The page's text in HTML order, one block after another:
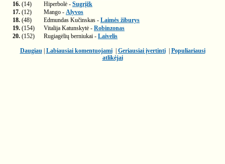
16. (14) Hiperbolė - Sugrįžk
17. (12) Mango - Alyvos
18. (48) Edmundas Kučinskas - Laimės žiburys
19. (154) Vitalija Katunskytė - Robinzonas
20. (152) Rugiagėlių berniukai - Laivelis
Daugiau| Labiausiai komentuojami| Geriausiai įvertinti| Populiariausi
atlikėjai